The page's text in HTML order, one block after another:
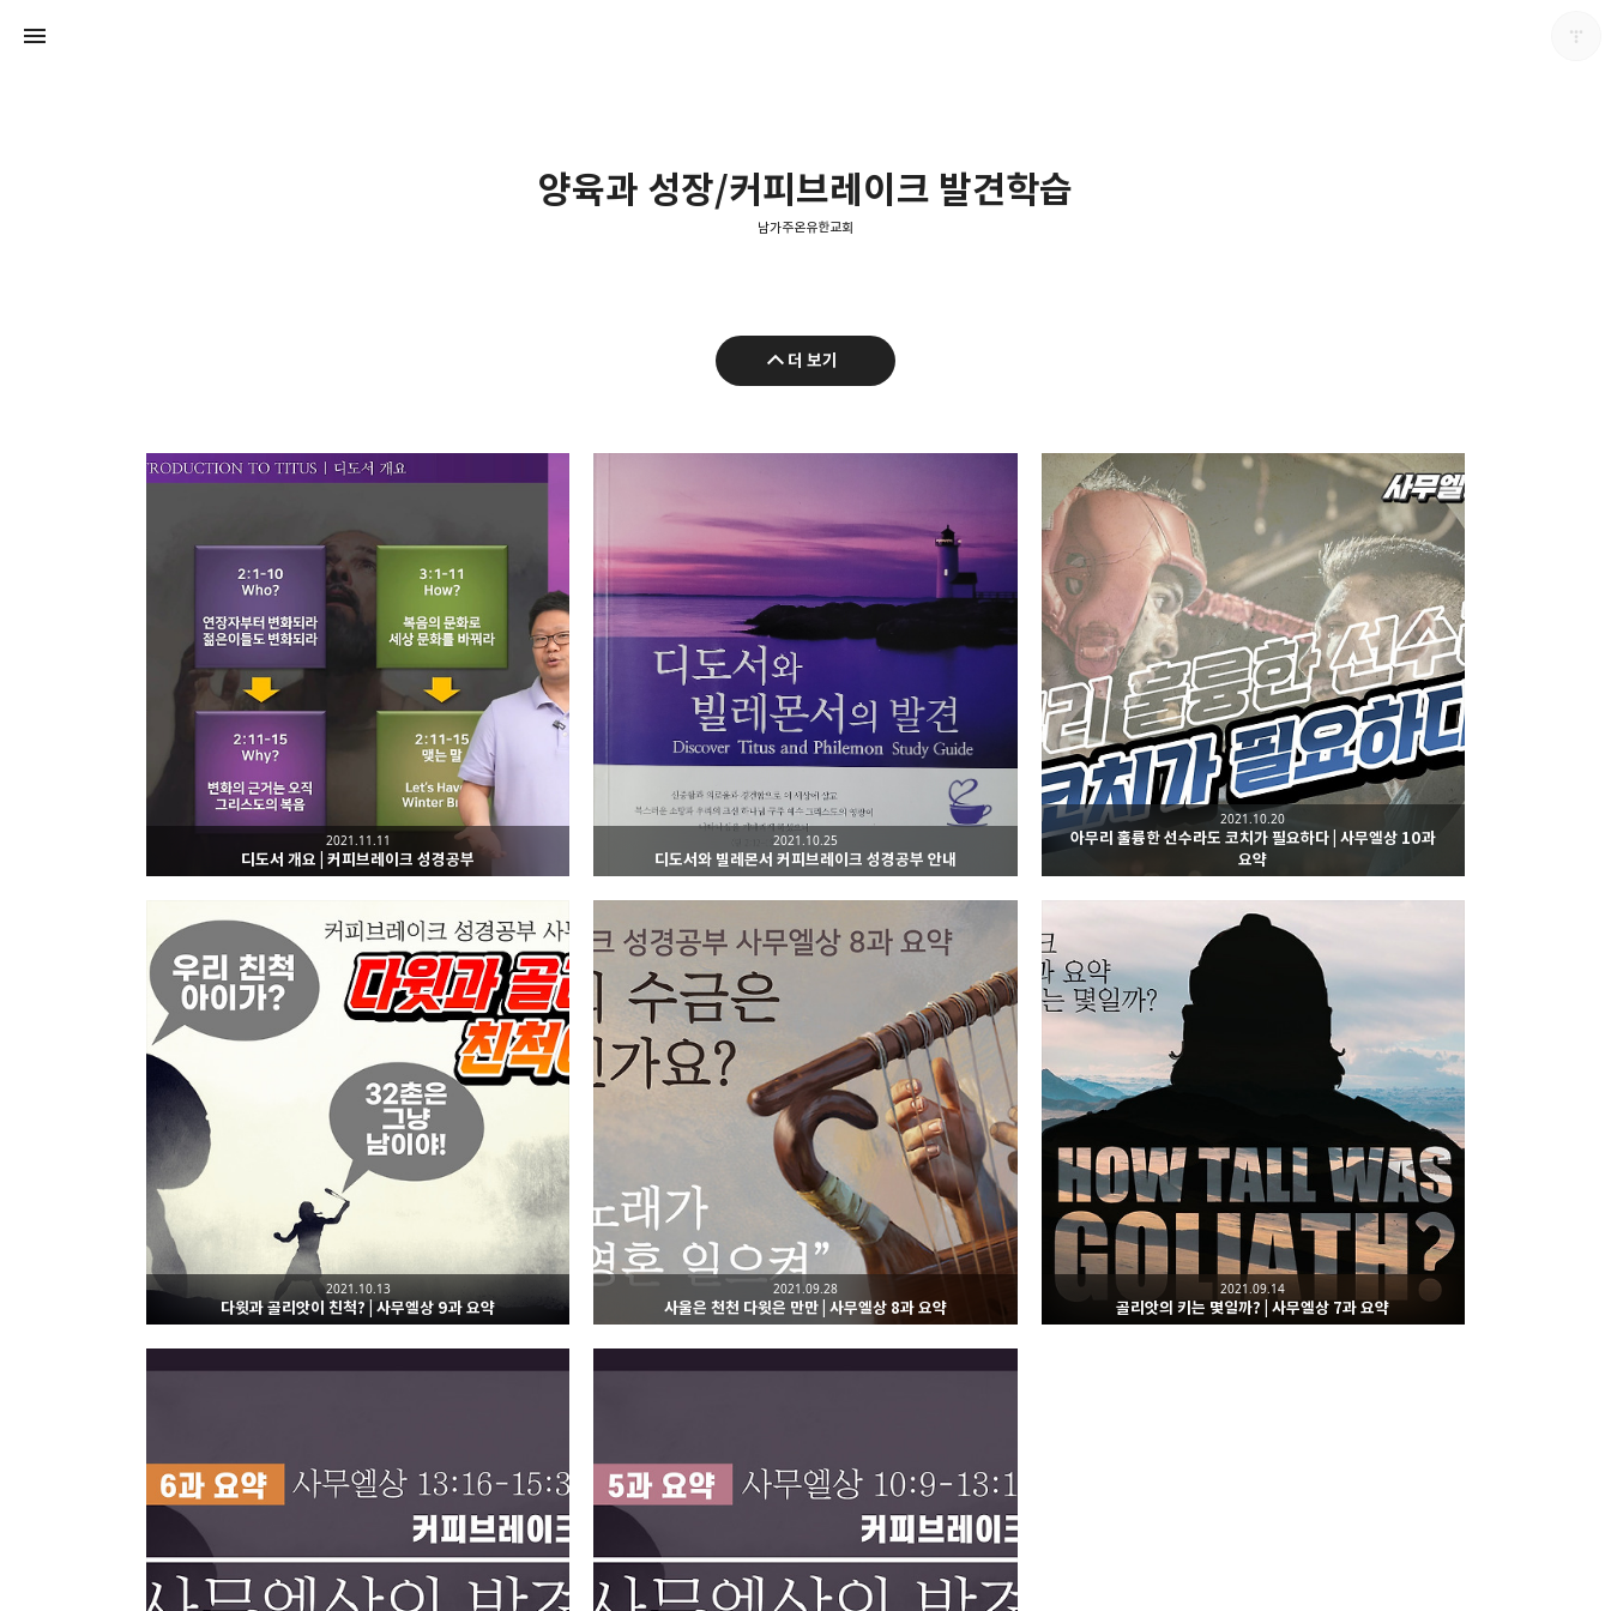
양육과 성장/커피브레이크 발견학습
남가주온유한교회
더 보기
디도서 개요 | 커피브레이크 성경공부
2021.11.11
디도서와 빌레몬서 커피브레이크 성경공부 안내
2021.10.25
아무리 훌륭한 선수라도 코치가 필요하다 | 사무엘상 10과
요약
2021.10.20
다윗과 골리앗이 친척? | 사무엘상 9과 요약
2021.10.13
사울은 천천 다윗은 만만 | 사무엘상 8과 요약
2021.09.28
골리앗의 키는 몇일까? | 사무엘상 7과 요약
2021.09.14